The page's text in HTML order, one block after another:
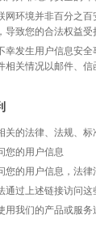
网环境并非百分之
导致您的合法权益受
幸发生用户信息安
相关情况以邮件、
关的法律、法规、
您的用户信息
您的用户信息，法
通过上述链接访问
用我们的产品或服